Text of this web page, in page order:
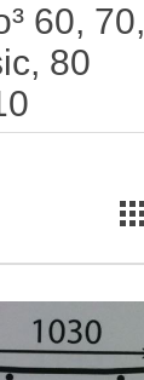
60, 70,
80